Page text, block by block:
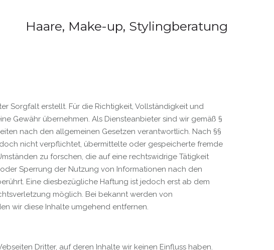
Haare, Make-up, Stylingberatung
Sorgfalt erstellt. Für die Richtigkeit, Vollständigkeit und
Gewähr übernehmen. Als Diensteanbieter sind wir gemäß §
nach den allgemeinen Gesetzen verantwortlich. Nach §§
nicht verpflichtet, übermittelte oder gespeicherte fremde
zu forschen, die auf eine rechtswidrige Tätigkeit
Sperrung der Nutzung von Informationen nach den
Eine diesbezügliche Haftung ist jedoch erst ab dem
möglich. Bei bekannt werden von
wir diese Inhalte umgehend entfernen.
Dritter, auf deren Inhalte wir keinen Einfluss haben.